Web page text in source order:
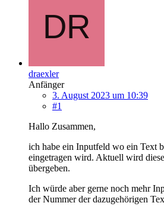
draexler
Anfänger
3. August 2023 um 10:39
#1
Hallo Zusammen,
ich habe ein Inputfeld wo ein Text
eingetragen wird. Aktuell wird
übergeben.
Ich würde aber gerne noch mehr
der Nummer der dazugehörigen